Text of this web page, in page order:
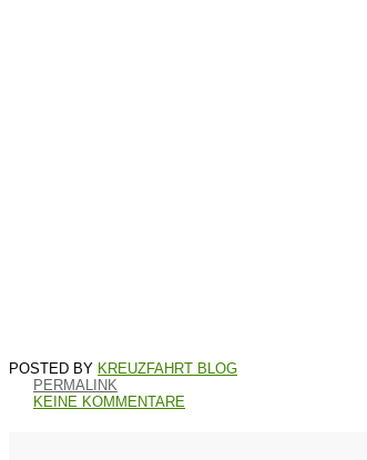
KREUZFAHRT BLOG
PERMALINK
KEINE KOMMENTARE